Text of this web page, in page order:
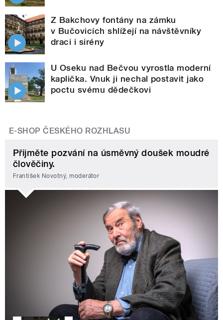
Z Bakchovy fontány na zámku
v Bučovicích shlížejí na návštěvníky
draci i sirény
U Oseku nad Bečvou vyrostla moderní
kaplička. Vnuk ji nechal postavit jako
poctu svému dědečkovi
E-SHOP ČESKÉHO ROZHLASU
Přijměte pozvání na úsměvný doušek moudré
člověčiny.
František Novotný, moderátor